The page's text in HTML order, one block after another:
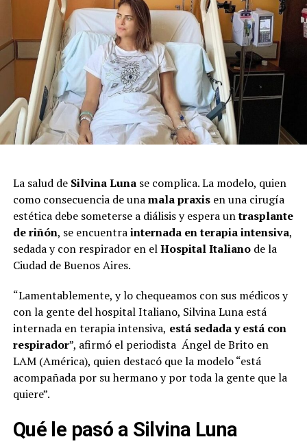
La salud de Silvina Lunase complica. La modelo, quien
como consecuencia de unamala praxisen una cirugía
estética debe someterse a diálisis y espera untrasplante
de riñón, se encuentrainternada en terapia intensiva,
sedada y con respirador en elHospital Italianode la
Ciudad de Buenos Aires.
“Lamentablemente, y lo chequeamos con sus médicos y
con la gente del hospital Italiano, Silvina Luna está
internada en terapia intensiva, está sedada y está con
respirador”, afirmó el periodista Ángel de Brito en
LAM (América), quien destacó que la modelo “está
acompañada por su hermano y por toda la gente que la
quiere”.
Qué le pasó a Silvina Luna